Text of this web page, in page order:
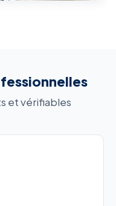
et vérifiables